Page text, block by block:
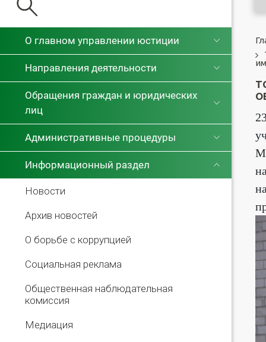
О главном управлении юстиции
Направления деятельности
Обращения граждан и юридических
лиц
Административные процедуры
Информационный раздел
Новости
Архив новостей
О борьбе с коррупцией
Социальная реклама
Общественная наблюдательная
комиссия
Медиация